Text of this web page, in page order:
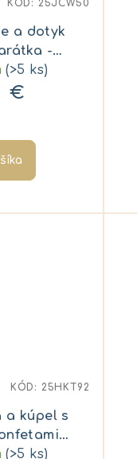
a dotyk
-
(>5 ks)
€
KÓD: 25JCW50
a kúpel s
(>5 ks)
KÓD: 25HKT92